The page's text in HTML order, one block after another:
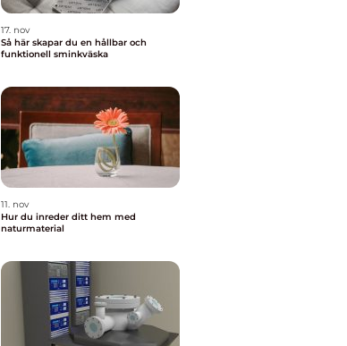
17. nov
Så här skapar du en hållbar och
funktionell sminkväska
11. nov
Hur du inreder ditt hem med
naturmaterial